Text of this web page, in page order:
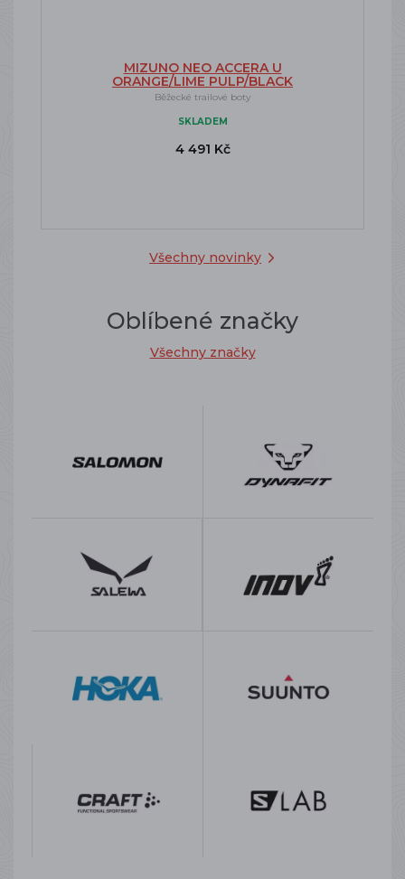
Všechny novinky
MIZUNO NEO ACCERA U
ORANGE/LIME PULP/BLACK
Běžecké trailové boty
SKLADEM
4 491 Kč
Oblíbené značky
Všechny značky